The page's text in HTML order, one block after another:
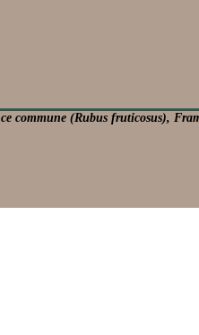
commune (Rubus fruticosus),